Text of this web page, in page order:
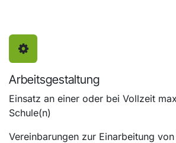
Arbeitsgestaltung
Einsatz an einer oder bei Vollzeit
Schule(n)
Vereinbarungen zur Einarbeitung